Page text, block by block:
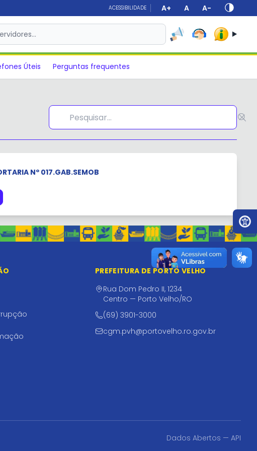
ACESSIBILIDADE A+ A A-
Úteis Perguntas frequentes
Nº 017.GAB.SEMOB
PREFEITURA DE PORTO VELHO
Rua Dom Pedro II, 1234
Centro — Porto Velho/RO
(69) 3901-3000
cgm.pvh@portovelho.ro.gov.br
Dados Abertos — API
Ir